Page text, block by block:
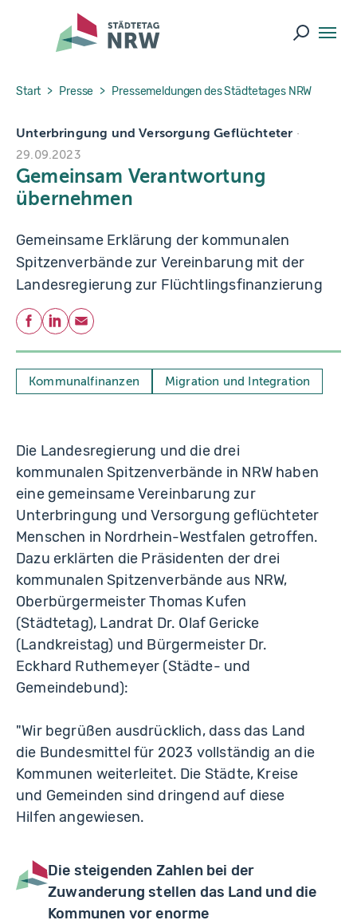
Skip to main navigation
Skip to main content
Skip to page footer
Suche
You are here:
Start Presse Pressemeldungen des Städtetages NRW
Unterbringung und Versorgung Geflüchteter
29.09.2023
Gemeinsam Verantwortung
übernehmen
Gemeinsame Erklärung der kommunalen
Spitzenverbände zur Vereinbarung mit der
Landesregierung zur Flüchtlingsfinanzierung
Teilen
Facebook
LinkedIn
E-Mail
Kommunalfinanzen Migration und Integration
Die Landesregierung und die drei
kommunalen Spitzenverbände in NRW haben
eine gemeinsame Vereinbarung zur
Unterbringung und Versorgung geflüchteter
Menschen in Nordrhein-Westfalen getroffen.
Dazu erklärten die Präsidenten der drei
kommunalen Spitzenverbände aus NRW,
Oberbürgermeister Thomas Kufen
(Städtetag), Landrat Dr. Olaf Gericke
(Landkreistag) und Bürgermeister Dr.
Eckhard Ruthemeyer (Städte- und
Gemeindebund):
"Wir begrüßen ausdrücklich, dass das Land
die Bundesmittel für 2023 vollständig an die
Kommunen weiterleitet. Die Städte, Kreise
und Gemeinden sind dringend auf diese
Hilfen angewiesen.
Die steigenden Zahlen bei der
Zuwanderung stellen das Land und die
Kommunen vor enorme